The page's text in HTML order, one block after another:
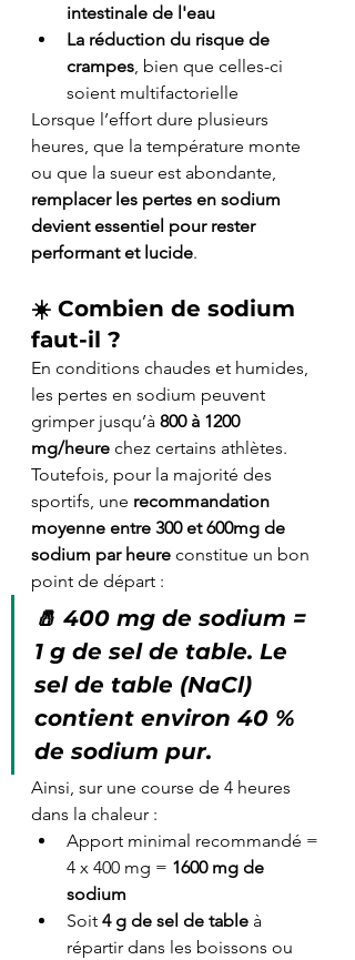
intestinale de l'eau
La réduction du risque de
crampes, bien que celles-ci
soient multifactorielle
Lorsque l’effort dure plusieurs
heures, que la température monte
ou que la sueur est abondante,
remplacer les pertes en sodium
devient essentiel pour rester
performant et lucide.
☀️ Combien de sodium
faut-il ?
En conditions chaudes et humides,
les pertes en sodium peuvent
grimper jusqu’à 800 à 1200
mg/heure chez certains athlètes.
Toutefois, pour la majorité des
sportifs, une recommandation
moyenne entre 300 et 600mg de
sodium par heure constitue un bon
point de départ :
🧂 400 mg de sodium =
1 g de sel de table. Le
sel de table (NaCl)
contient environ 40 %
de sodium pur.
Ainsi, sur une course de 4 heures
dans la chaleur :
Apport minimal recommandé =
4 x 400 mg = 1600 mg de
sodium
Soit 4 g de sel de table à
répartir dans les boissons ou